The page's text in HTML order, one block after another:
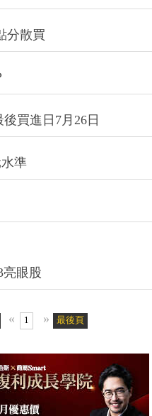
分散買
買進日7月26日
準
亮眼股
« 1 » 最後頁